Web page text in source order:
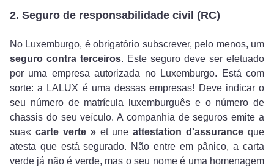
2. Seguro de responsabilidade civil (RC)
No Luxemburgo, é obrigatório subscrever, pelo menos, um
seguro contra terceiros. Este seguro deve ser efetuado
por uma empresa autorizada no Luxemburgo. Está com
sorte: a LALUX é uma dessas empresas! Deve indicar o
seu número de matrícula luxemburguês e o número de
chassis do seu veículo. A companhia de seguros emite a
sua« carte verte »et uneattestation d'assurance que
atesta que está segurado. Não entre em pânico, a carta
verde já não é verde, mas o seu nome é uma homenagem